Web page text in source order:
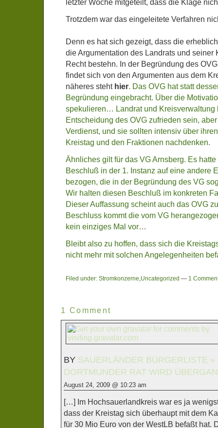
letzter Woche mitgeteilt, dass die Klage
Trotzdem war das eingeleitete Verfahren
Denn es hat sich gezeigt, dass die
die Argumentation des Landrats und seiner
Recht bestehn. In der Begründung des
findet sich von den Argumenten aus dem
näheres steht hier. Das OVG hat statt
Begründung eingebracht. Über die
spekulieren… Landrat und Kreisverwaltung
Entscheidung des OVG zufrieden sein,
Verdienst, und sie sollten intensiv über
Kreistag und den Fraktionen nachdenken.
Ähnliches gilt für das VG Arnsberg. Es
Beschluß in der 1. Instanz auf eine andere
bezogen, die in der Begründung des VG
Wir halten diesen Beschluß im konkreten
Dieser Auffassung scheint auch das OVG
Beschluss kommt die vom VG
kein einziges Mal vor…
Bleibt also zu hoffen, dass sich die
nicht mehr mit solchen Angelegenheiten
Filed under: Stromkonzerne,Uncategorized — 1
1 Comment
BY SAUERLÄNDER BÜRGERLISTE
DORTMUNDER RAT WIRD
August 24, 2009 @ 10:23 am
[…] Im Hochsauerlandkreis war es ja
dass der Kreistag sich überhaupt mit dem
für 30 Mio Euro von der WestLB befaßt hat.